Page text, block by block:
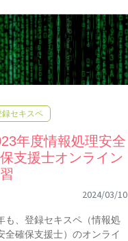
録セキスペ
年度情報処理安全
支援士オンライン
2024/03/10
も、登録セキスペ（情報処
全確保支援士）のオンライ